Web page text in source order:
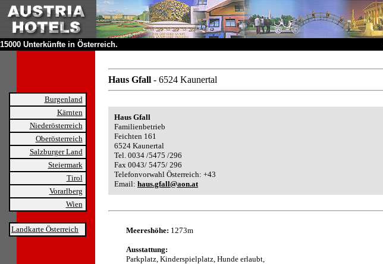
15000 Unterkünfte in Österreich.
Burgenland
Kärnten
Niederösterreich
Oberösterreich
Salzburger Land
Steiermark
Tirol
Vorarlberg
Wien
Landkarte Österreich
Haus Gfall - 6524 Kaunertal
Haus Gfall
Familienbetrieb
Feichten 161
6524 Kaunertal
Tel. 0034 /5475 /296
Fax 0043/ 5475/ 296
Telefonvorwahl Österreich: +43
Email: haus.gfall@aon.at
Meereshöhe: 1273m
Ausstattung:
Parkplatz, Kinderspielplatz, Hunde erlaubt,